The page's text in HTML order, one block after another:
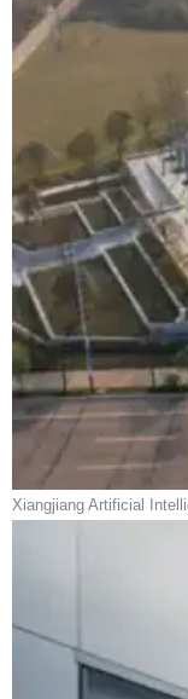
Xiangjiang Artificial